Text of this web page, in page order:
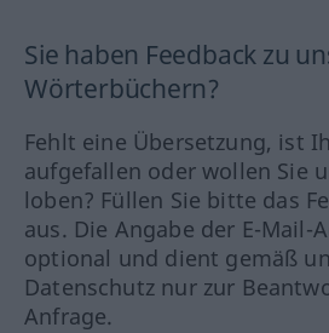
Sie haben Feedback zu
Wörterbüchern?
Fehlt eine Übersetzung, ist
aufgefallen oder wollen Sie
loben? Füllen Sie bitte das
aus. Die Angabe der E-Mail-
optional und dient gemäß
Datenschutz nur zur
Anfrage.